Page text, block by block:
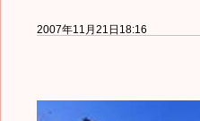
2007年11月21日18:16